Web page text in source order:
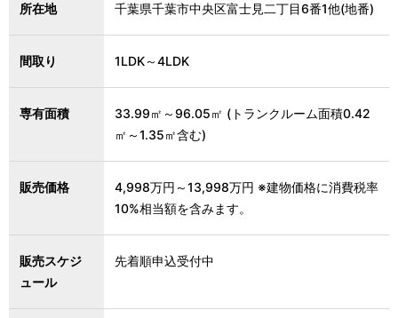
所在地 千葉県千葉市中央区富士見二丁目6番1他(地番)
間取り 1LDK～4LDK
専有面積
33.99㎡～96.05㎡ (トランクルーム面積0.42
㎡～1.35㎡含む)
販売価格
4,998万円～13,998万円 ※建物価格に消費税率
10%相当額を含みます。
販売スケジ
ュール
先着順申込受付中